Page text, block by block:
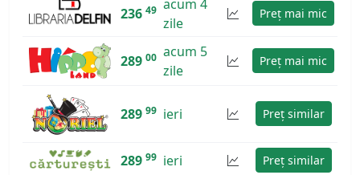
236 49 acum 4
zile
Preț mai mic
289 00 acum 5
zile
Preț mai mic
289 99 ieri Preț similar
289 99 ieri Preț similar